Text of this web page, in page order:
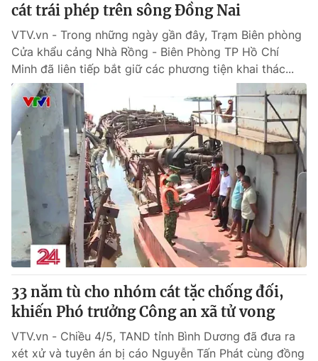
cát trái phép trên sông Đồng Nai
VTV.vn - Trong những ngày gần đây, Trạm Biên phòng
Cửa khẩu cảng Nhà Rồng - Biên Phòng TP Hồ Chí
Minh đã liên tiếp bắt giữ các phương tiện khai thác...
33 năm tù cho nhóm cát tặc chống đối,
khiến Phó trưởng Công an xã tử vong
VTV.vn - Chiều 4/5, TAND tỉnh Bình Dương đã đưa ra
xét xử và tuyên án bị cáo Nguyễn Tấn Phát cùng đồng